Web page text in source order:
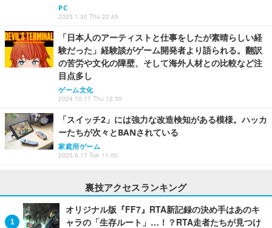
PC
2025.1.30 Thu 22:45
「日本人のアーティストと仕事をしたが素晴らしい経
験だった」経験談がゲーム開発者より語られる。翻訳
の苦労や文化の障壁、そして海外人材との比較など注
目点多し
ゲーム文化
2024.10.17 Thu 12:30
「スイッチ2」には強力な改造検知がある模様。ハッカ
ーたちが次々とBANされている
家庭用ゲーム
2025.6.17 Tue 11:00
裏技アクセスランキング
オリジナル版『FF7』RTA新記録の決め手はあのキ
ャラの「生存ルート」…！？RTA走者たちが見つけ